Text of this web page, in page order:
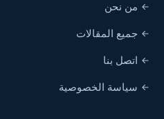
من نحن
جميع المقالات
اتصل بنا
سياسة الخصوصية